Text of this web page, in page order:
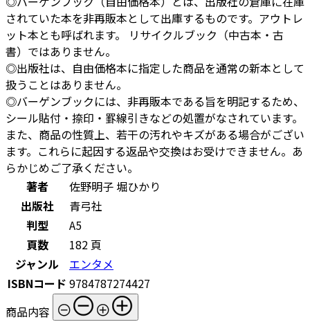
されていた本を非再販本として出庫するものです。アウトレ
ット本とも呼ばれます。 リサイクルブック（中古本・古
書）ではありません。
◎出版社は、自由価格本に指定した商品を通常の新本として
扱うことはありません。
◎バーゲンブックには、非再販本である旨を明記するため、
シール貼付・捺印・罫線引きなどの処置がなされています。
また、商品の性質上、若干の汚れやキズがある場合がござい
ます。これらに起因する返品や交換はお受けできません。あ
らかじめご了承ください。
著者
佐野明子 堀ひかり
出版社
青弓社
判型
A5
頁数
182 頁
ジャンル
エンタメ
ISBNコード 9784787274427
商品内容